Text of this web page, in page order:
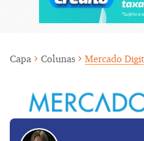
Capa Colunas Mercado